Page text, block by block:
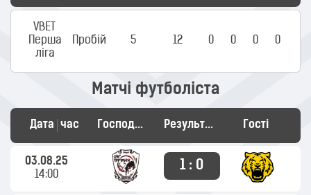
VBET
Перша
ліга
Пробій 5 12 0 0 0 0
Матчі футболіста
Дата час Господарі Результат Гості
03.08.25
14:00
1 : 0